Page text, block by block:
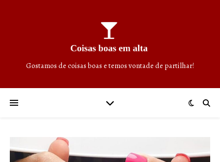
Gostamos de coisas boas e temos vontade de partilhar!